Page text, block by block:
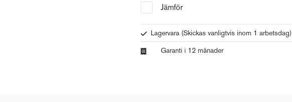
Jämför
Lagervara (Skickas vanligtvis inom 1 arbetsdag)
Garanti i 12 månader